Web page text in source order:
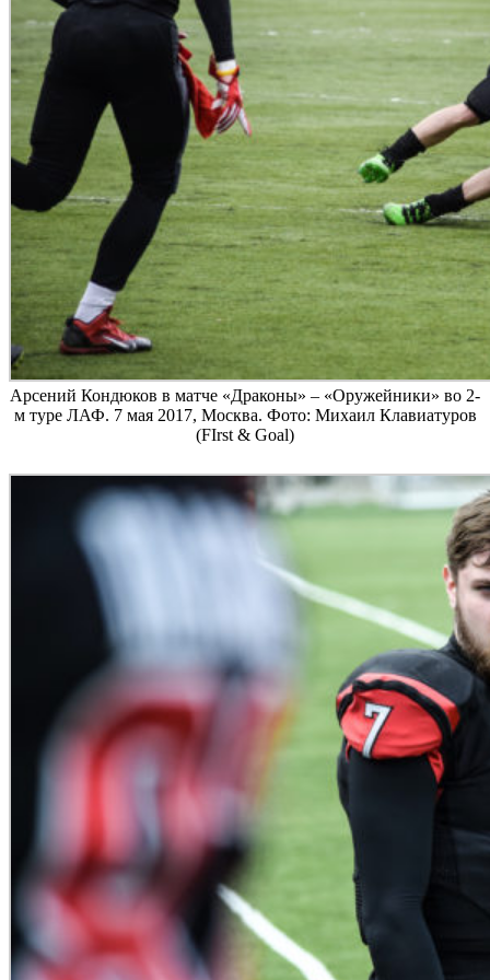
Арсений Кондюков в матче «Драконы» – «Оружейники» во 2-
м туре ЛАФ. 7 мая 2017, Москва. Фото: Михаил Клавиатуров
(FIrst & Goal)